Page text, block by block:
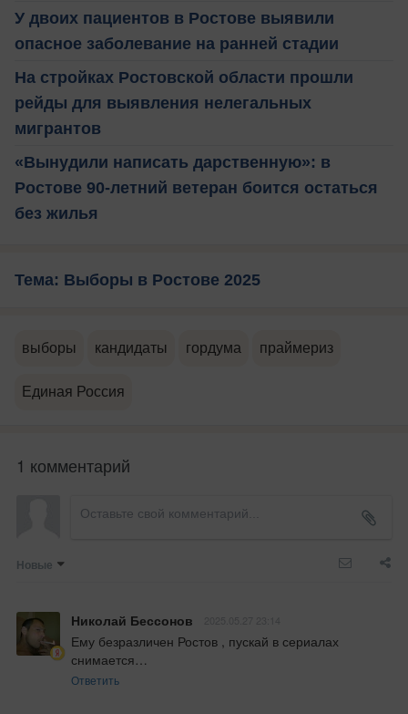
У двоих пациентов в Ростове выявили
опасное заболевание на ранней стадии
На стройках Ростовской области прошли
рейды для выявления нелегальных
мигрантов
‭«Вынудили написать дарственную»: в
Ростове 90-летний ветеран боится остаться
без жилья
Тема: Выборы в Ростове 2025
выборы кандидаты гордума праймериз
Единая Россия
1 комментарий
Новые
Николай Бессонов
Ему безразличен Ростов , пускай в сериалах
снимается…
Ответить